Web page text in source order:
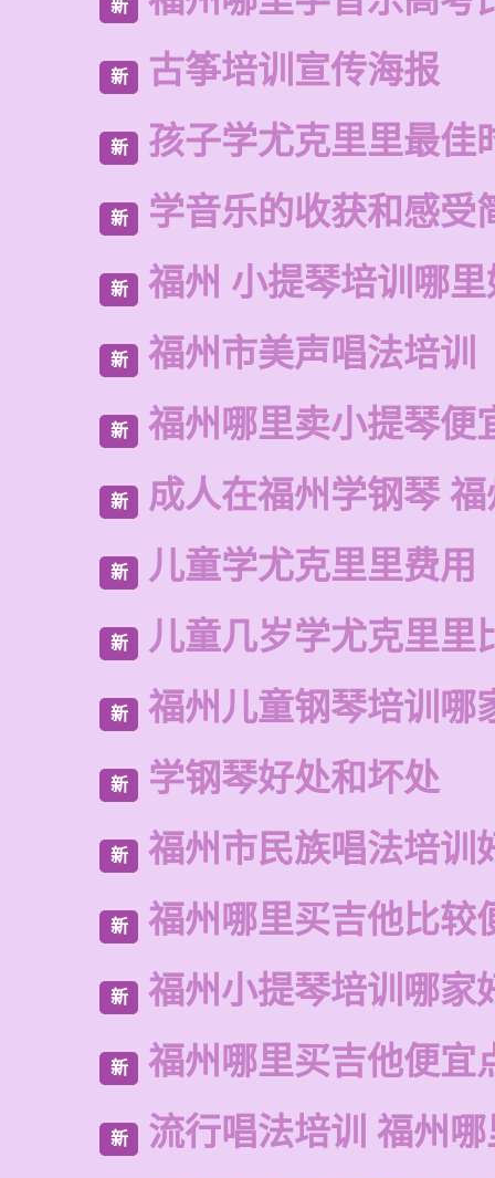
新
新 古筝培训宣传海报
新 孩子学尤克里里最佳
新 学音乐的收获和感受
新 福州 小提琴培训哪
新 福州市美声唱法培训
新 福州哪里卖小提琴便
新 成人在福州学钢琴
新 儿童学尤克里里费用
新 儿童几岁学尤克里里
新 福州儿童钢琴培训哪
新 学钢琴好处和坏处
新 福州市民族唱法培训
新 福州哪里买吉他比较
新 福州小提琴培训哪家
新 福州哪里买吉他便宜
新 流行唱法培训 福州